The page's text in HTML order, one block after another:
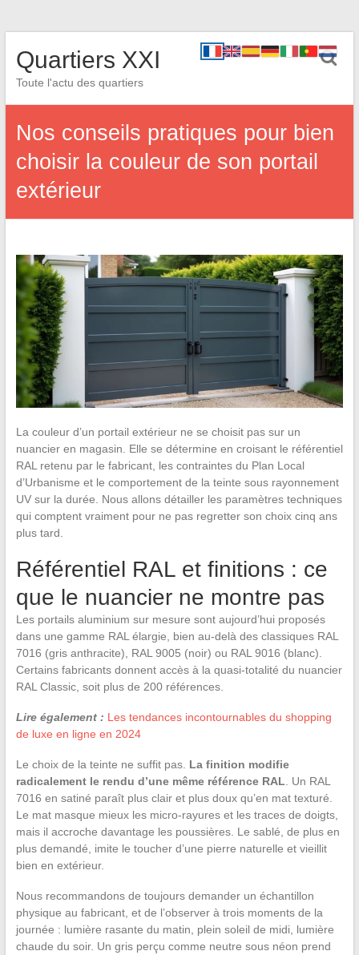
Quartiers XXI
Toute l'actu des quartiers
Nos conseils pratiques pour bien
choisir la couleur de son portail
extérieur
La couleur d’un portail extérieur ne se choisit pas sur un
nuancier en magasin. Elle se détermine en croisant le référentiel
RAL retenu par le fabricant, les contraintes du Plan Local
d’Urbanisme et le comportement de la teinte sous rayonnement
UV sur la durée. Nous allons détailler les paramètres techniques
qui comptent vraiment pour ne pas regretter son choix cinq ans
plus tard.
Référentiel RAL et finitions : ce
que le nuancier ne montre pas
Les portails aluminium sur mesure sont aujourd’hui proposés
dans une gamme RAL élargie, bien au-delà des classiques RAL
7016 (gris anthracite), RAL 9005 (noir) ou RAL 9016 (blanc).
Certains fabricants donnent accès à la quasi-totalité du nuancier
RAL Classic, soit plus de 200 références.
Lire également : Les tendances incontournables du shopping
de luxe en ligne en 2024
Le choix de la teinte ne suffit pas. La finition modifie
radicalement le rendu d’une même référence RAL . Un RAL
7016 en satiné paraît plus clair et plus doux qu’en mat texturé.
Le mat masque mieux les micro-rayures et les traces de doigts,
mais il accroche davantage les poussières. Le sablé, de plus en
plus demandé, imite le toucher d’une pierre naturelle et vieillit
bien en extérieur.
Nous recommandons de toujours demander un échantillon
physique au fabricant, et de l’observer à trois moments de la
journée : lumière rasante du matin, plein soleil de midi, lumière
chaude du soir. Un gris perçu comme neutre sous néon prend